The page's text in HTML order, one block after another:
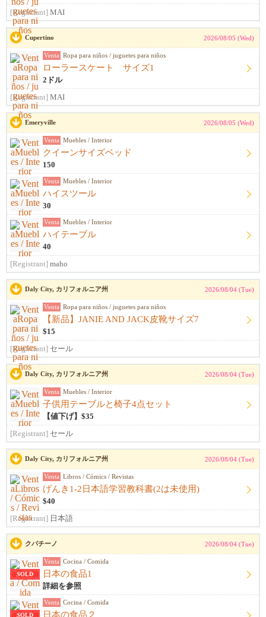
[Registrant] MAI
Cupertino 2026/08/05 (Wed)
Venta Ropa para niños / juguetes para niños
ローラースケート サイズ1
2ドル
[Registrant] MAI
Emeryville 2026/08/05 (Wed)
Venta Muebles / Interior
クイーンサイズベッド
150
Venta Muebles / Interior
ハイスツール
30
Venta Muebles / Interior
ハイテーブル
40
[Registrant] maho
Daly City, カリフォルニア州 2026/08/04 (Tue)
Venta Ropa para niños / juguetes para niños
【新品】JANIE AND JACK皮靴サイズ7
$15
[Registrant] セール
Daly City, カリフォルニア州 2026/08/04 (Tue)
Venta Muebles / Interior
子供用テーブルと椅子4点セット
【値下げ】$35
[Registrant] セール
Daly City, カリフォルニア州 2026/08/04 (Tue)
Venta Libros / Cómics / Revistas
げんき1-2日本語学習教科書(2は未使用)
$40
[Registrant] 日本語
クパチーノ 2026/08/04 (Tue)
SOLD
Venta Cocina / Comida
日本の食品1
詳細を参照
SOLD
Venta Cocina / Comida
日本の食品２